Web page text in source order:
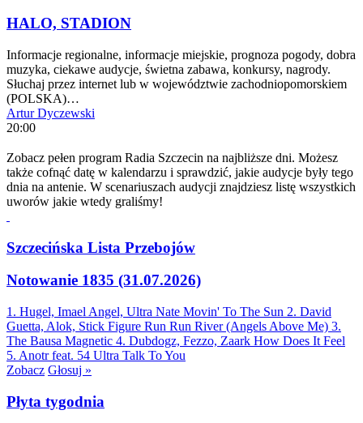
HALO, STADION
Informacje regionalne, informacje miejskie, prognoza pogody, dobra
muzyka, ciekawe audycje, świetna zabawa, konkursy, nagrody.
Słuchaj przez internet lub w województwie zachodniopomorskiem
(POLSKA)…
Artur Dyczewski
20:00
Zobacz pełen program Radia Szczecin na najbliższe dni. Możesz
także cofnąć datę w kalendarzu i sprawdzić, jakie audycje były tego
dnia na antenie. W scenariuszach audycji znajdziesz listę wszystkich
uworów jakie wtedy graliśmy!
Szczecińska Lista Przebojów
Notowanie 1835 (31.07.2026)
1. Hugel, Imael Angel, Ultra Nate Movin' To The Sun 2. David
Guetta, Alok, Stick Figure Run Run River (Angels Above Me) 3.
The Bausa Magnetic 4. Dubdogz, Fezzo, Zaark How Does It Feel
5. Anotr feat. 54 Ultra Talk To You
Zobacz Głosuj »
Płyta tygodnia